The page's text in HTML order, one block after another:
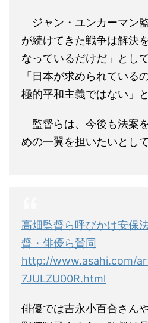
ジャン・ユンカーマン
が続けてきた戦争は解決
なっているだけだ」として
「日本が求められている
極的平和主義ではない」
監督らは、今後も法案
めの一翼を担いたいとし
高畑監督ら呼びかけ安保
督・俳優ら賛同
http://www.asahi.com/
7JULZU00R.html
俳優では吉永小百合さん